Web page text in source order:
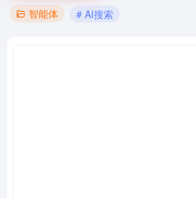
智能体 # AI搜索